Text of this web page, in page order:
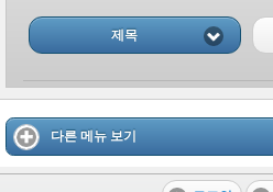
제목
다른 메뉴 보기